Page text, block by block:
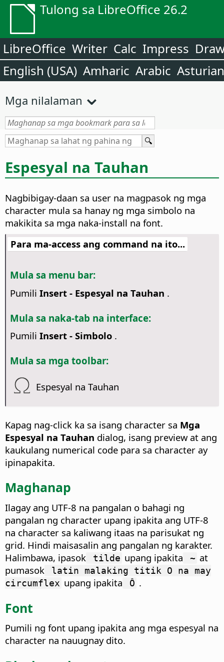
Tulong sa LibreOffice 26.2
LibreOffice Writer Calc Impress
English (USA) Amharic Arabic Asturian
Mga nilalaman
Espesyal na Tauhan
Nagbibigay-daan sa user na magpasok ng mga
character mula sa hanay ng mga simbolo na
makikita sa mga naka-install na font.
Para ma-access ang command na ito...
Mula sa menu bar:
Pumili Insert - Espesyal na Tauhan .
Mula sa naka-tab na interface:
Pumili Insert - Simbolo.
Mula sa mga toolbar:
Espesyal na Tauhan
Kapag nag-click ka sa isang character sa Mga
Espesyal na Tauhan dialog, isang preview at ang
kaukulang numerical code para sa character ay
ipinapakita.
Maghanap
Ilagay ang UTF-8 na pangalan o bahagi ng
pangalan ng character upang ipakita ang UTF-8
na character sa kaliwang itaas na parisukat ng
grid. Hindi maisasalin ang pangalan ng karakter.
Halimbawa, ipasok
tilde upang ipakita ~ at
pumasok
latin malaking titik O na may
circumflex upang ipakita Ô .
Font
Pumili ng font upang ipakita ang mga espesyal na
character na nauugnay dito.